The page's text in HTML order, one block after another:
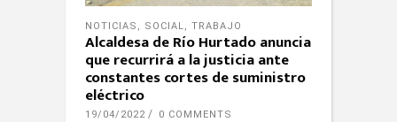
NOTICIAS , SOCIAL, TRABAJO
Alcaldesa de Río Hurtado anuncia
que recurrirá a la justicia ante
constantes cortes de suministro
eléctrico
19/04/2022 0 COMMENTS